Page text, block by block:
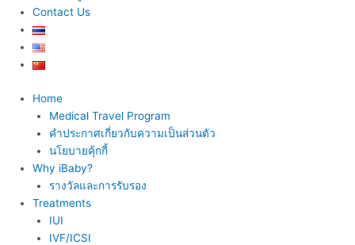
Contact Us
Home
Medical Travel Program
คำประกาศเกี่ยวกับความเป็นส่วนตัว
นโยบายคุ้กกี้
Why iBaby?
รางวัลและการรับรอง
Treatments
IUI
IVF/ICSI